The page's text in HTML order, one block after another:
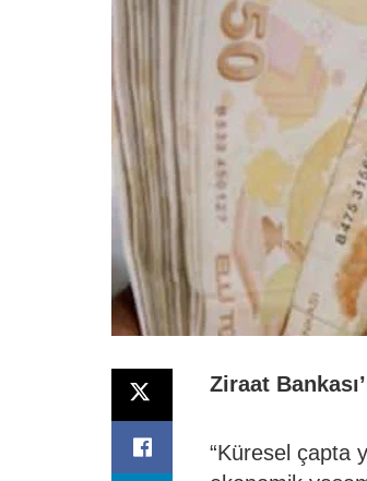
Ziraat
“Küresel çapta